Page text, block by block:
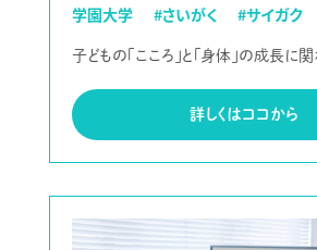
学園大学
#さいがく #サイガク
子どもの「こころ」と「身体」の成長に
詳しくはココから